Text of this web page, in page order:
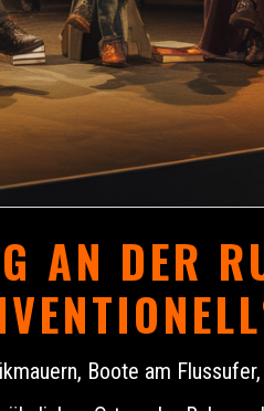
AN DER
Boote am